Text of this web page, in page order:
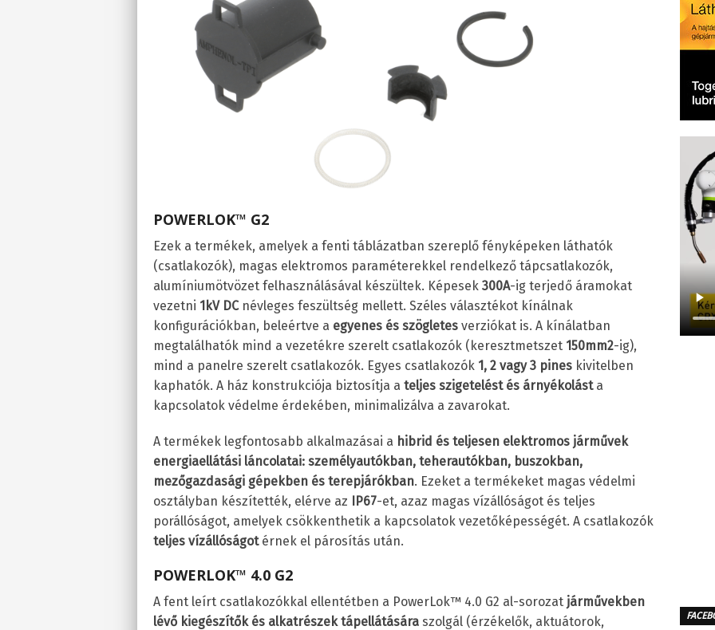
POWERLOK™ G2
Ezek a termékek, amelyek a fenti táblázatban szereplő fényképeken láthatók
(csatlakozók), magas elektromos paraméterekkel rendelkező tápcsatlakozók,
alumíniumötvözet felhasználásával készültek. Képesek 300A-ig terjedő áramokat
vezetni 1kV DCnévleges feszültség mellett. Széles választékot kínálnak
konfigurációkban, beleértve a egyenes és szögletes verziókat is. A kínálatban
megtalálhatók mind a vezetékre szerelt csatlakozók (keresztmetszet 150mm2-ig),
mind a panelre szerelt csatlakozók. Egyes csatlakozók 1, 2 vagy 3 pines kivitelben
kaphatók. A ház konstrukciója biztosítja a teljes szigetelést és árnyékolásta
kapcsolatok védelme érdekében, minimalizálva a zavarokat.
A termékek legfontosabb alkalmazásai a hibrid és teljesen elektromos járművek
energiaellátási láncolatai: személyautókban, teherautókban, buszokban,
mezőgazdasági gépekben és terepjárókban. Ezeket a termékeket magas védelmi
osztályban készítették, elérve az IP67-et, azaz magas vízállóságot és teljes
porállóságot, amelyek csökkenthetik a kapcsolatok vezetőképességét. A csatlakozók
teljes vízállóságotérnek el párosítás után.
POWERLOK™ 4.0 G2
A fent leírt csatlakozókkal ellentétben a PowerLok™ 4.0 G2 al-sorozat járművekben
lévő kiegészítők és alkatrészek tápellátására szolgál (érzékelők, aktuátorok,